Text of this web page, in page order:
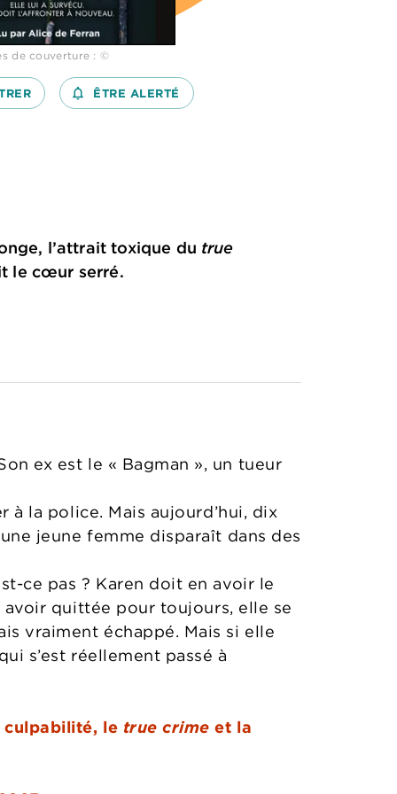
de couverture : ©
notifications_none_outlined
ÊTRE ALERTÉ
l’attrait toxique du true
le cœur serré.
ex est le « Bagman », un tueur
à la police. Mais aujourd’hui, dix
jeune femme disparaît dans des
ce pas ? Karen doit en avoir le
quittée pour toujours, elle se
vraiment échappé. Mais si elle
s’est réellement passé à
culpabilité, le true crimeet la